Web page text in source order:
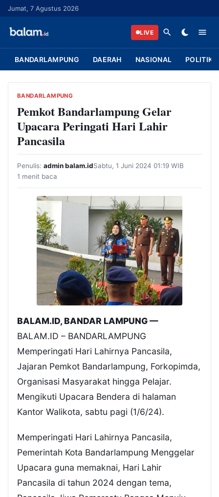
u
Jumat, 7 Agustus 2026
LIVE
BANDARLAMPUNG DAERAH NASIONAL POLITIK
BANDARLAMPUNG
Pemkot Bandarlampung Gelar
Upacara Peringati Hari Lahir
Pancasila
Penulis: admin balam.idSabtu, 1 Juni 2024 01:19 WIB
1 menit baca
BALAM.ID, BANDAR LAMPUNG —
BALAM.ID – BANDARLAMPUNG
Memperingati Hari Lahirnya Pancasila,
Jajaran Pemkot Bandarlampung, Forkopimda,
Organisasi Masyarakat hingga Pelajar.
Mengikuti Upacara Bendera di halaman
Kantor Walikota, sabtu pagi (1/6/24).
Memperingati Hari Lahirnya Pancasila,
Pemerintah Kota Bandarlampung Menggelar
Upacara guna memaknai, Hari Lahir
Pancasila di tahun 2024 dengan tema,